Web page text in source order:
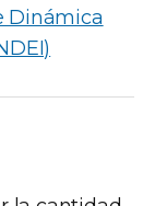
Dinámica